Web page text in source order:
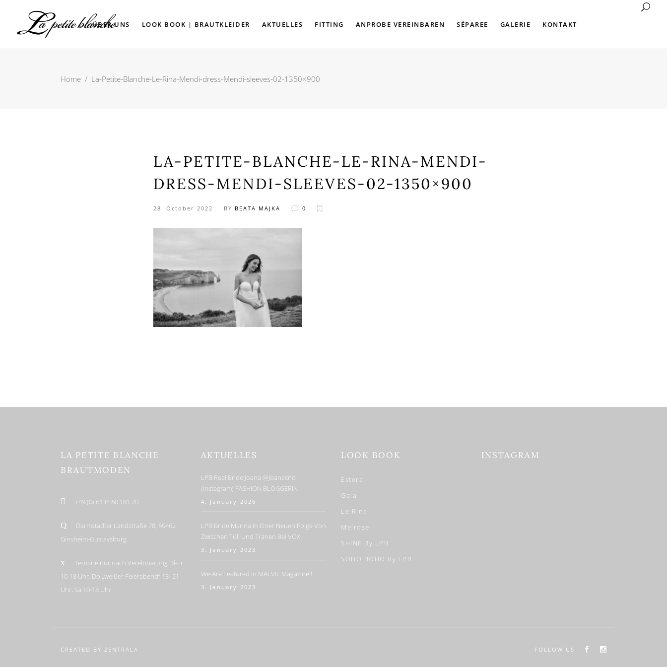
ÜBER UNS LOOK BOOK | BRAUTKLEIDER AKTUELLES FITTING ANPROBE VEREINBAREN SÉPAREE GALERIE KONTAKT
Home / La-Petite-Blanche-Le-Rina-Mendi-dress-Mendi-sleeves-02-1350×900
LA-PETITE-BLANCHE-LE-RINA-MENDI-
DRESS-MENDI-SLEEVES-02-1350×900
28. October 2022 BY BEATA MAJKA 0
LA PETITE BLANCHE
BRAUTMODEN
+49 (0) 6134 60 181 20
Darmstädter Landstraße 78, 65462
Ginsheim-Gustavsburg
Termine nur nach Vereinbarung Di-Fr
10-18 Uhr, Do „weißer Feierabend“ 13- 21
Uhr, Sa 10-18 Uhr
AKTUELLES
LPB Real Bride Joana @joanasno
(Instagram) FASHION BLOGGERIN
4. January 2026
LPB Bride Marina In Einer Neuen Folge Von
Zwischen Tüll Und Tränen Bei VOX
3. January 2023
We Are Featured In MALVIE Magazine!!
3. January 2023
LOOK BOOK
Estera
Gala
Le Rina
Melrose
SHINE By LPB
SOHO BOHO By LPB
INSTAGRAM
CREATED BY ZENTRALA FOLLOW US